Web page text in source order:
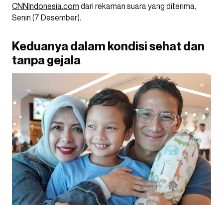
CNNIndonesia.com dari rekaman suara yang diterima,
Senin (7 Desember).
Keduanya dalam kondisi sehat dan
tanpa gejala